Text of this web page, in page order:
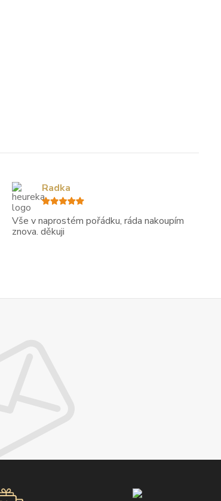
Vše v naprostém pořádku, ráda nakoupím
znova. děkuji
Radka